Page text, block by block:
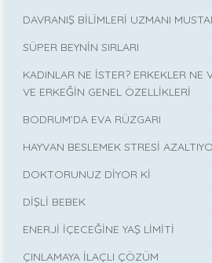
DAVRANIŞ BİLİMLERİ UZMANI
SÜPER BEYNİN SIRLARI
KADINLAR NE İSTER? ERKEKLER NE
VE ERKEĞİN GENEL ÖZELLİKLERİ
BODRUM’DA EVA RÜZGARI
HAYVAN BESLEMEK STRESİ
DOKTORUNUZ DİYOR Kİ
DİŞLİ BEBEK
ENERJİ İÇECEĞİNE YAŞ LİMİTİ
ÇINLAMAYA İLAÇLI ÇÖZÜM